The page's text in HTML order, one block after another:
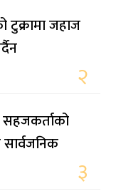
टुक्रामा जहाज
२
सहजकर्ताको
सार्वजनिक
३